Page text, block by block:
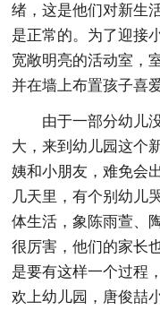
绪，这是他们对新生
是正常的。为了迎接
宽敞明亮的活动室，
并在墙上布置孩子喜
由于一部分幼儿
大，来到幼儿园这个
姨和小朋友，难免会
几天里，有个别幼儿
体生活，象陈雨萱、
很厉害，他们的家长
是要有这样一个过程
欢上幼儿园，唐俊喆